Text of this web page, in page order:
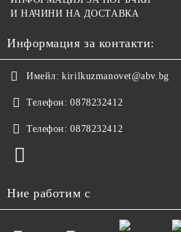
И НАЧИНИ НА ДОСТАВКА
Информация за контакти:
Имейл: kirilkuzmanovet@abv.bg
Телефон: 0878232412
Телефон: 0878232412
Ние работим с